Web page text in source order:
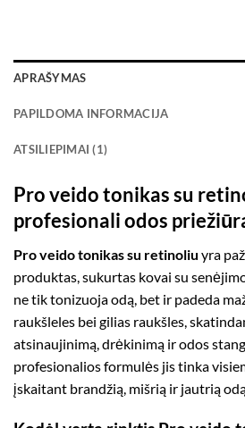
APRAŠYMAS
PAPILDOMA INFORMACIJA
ATSILIEPIMAI (1)
Pro veido tonikas su
profesionali odos
Pro veido tonikas su retinoliu yra
produktas, sukurtas kovai su
ne tik tonizuoja odą, bet ir padeda
raukšleles bei gilias raukšles,
atsinaujinimą, drėkinimą ir odos
profesionalios formulės jis tinka
įskaitant brandžią, mišrią ir jautrią